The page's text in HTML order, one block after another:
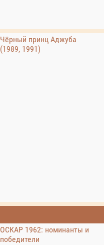
Чёрный принц Аджуба
(1989, 1991)
ОСКАР 1962: номинанты и
победители